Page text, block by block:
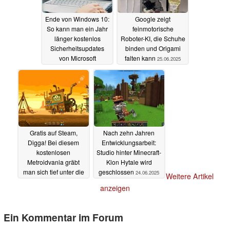
Ende von Windows 10:
So kann man ein Jahr
länger kostenlos
Sicherheitsupdates
von Microsoft
25.06.2025
Google zeigt
feinmotorische
Roboter-KI, die Schuhe
binden und Origami
falten kann 25.06.2025
Gratis auf Steam,
Digga! Bei diesem
kostenlosen
Metroidvania gräbt
man sich tief unter die
Nach zehn Jahren
Entwicklungsarbeit:
Studio hinter Minecraft-
Klon Hytale wird
geschlossen 24.06.2025
Weitere Artikel
anzeigen
Ein Kommentar im Forum